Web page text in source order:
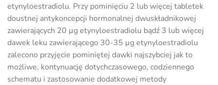
etynyloestradiolu. Przy pominięciu 2 lub więcej tabletek
doustnej antykoncepcji hormonalnej dwuskładnikowej
zawierających 20 µg etynyloestradiolu bądź 3 lub więcej
dawek leku zawierającego 30-35 µg etynyloestradiolu
zalecono przyjęcie pominiętej dawki najszybciej jak to
możliwe, kontynuację dotychczasowego, codziennego
schematu i zastosowanie dodatkowej metody